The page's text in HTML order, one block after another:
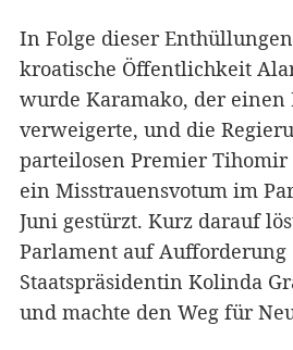
In Folge dieser
kroatische Öffentlichkeit
wurde Karamako, der
verweigerte, und die
parteilosen Premier Tihomir
ein Misstrauensvotum im
Juni gestürzt. Kurz darauf
Parlament auf Aufforderung
Staatspräsidentin Kolinda
und machte den Weg für